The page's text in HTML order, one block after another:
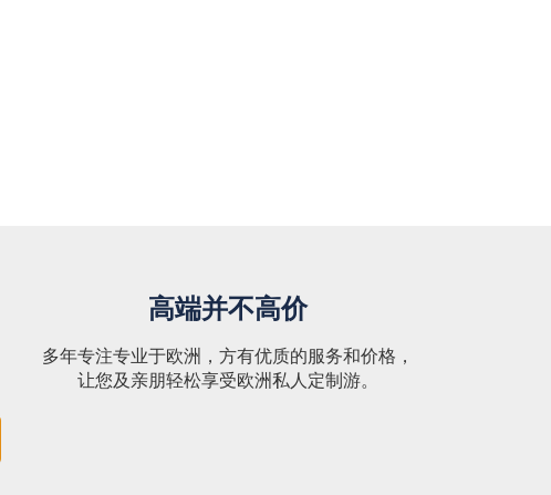
高端并不高价
多年专注专业于欧洲，方有优质的服务和价格，
让您及亲朋轻松享受欧洲私人定制游。